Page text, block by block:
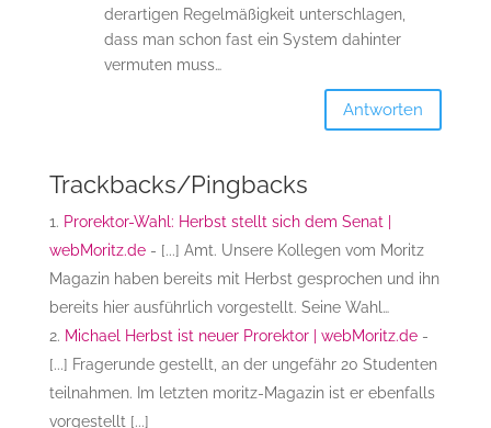
derartigen Regelmäßigkeit unterschlagen,
dass man schon fast ein System dahinter
vermuten muss…
Antworten
Trackbacks/Pingbacks
Prorektor-Wahl: Herbst stellt sich dem Senat |
webMoritz.de- [...] Amt. Unsere Kollegen vom Moritz
Magazin haben bereits mit Herbst gesprochen und ihn
bereits hier ausführlich vorgestellt. Seine Wahl…
Michael Herbst ist neuer Prorektor | webMoritz.de-
[...] Fragerunde gestellt, an der ungefähr 20 Studenten
teilnahmen. Im letzten moritz-Magazin ist er ebenfalls
vorgestellt [...]